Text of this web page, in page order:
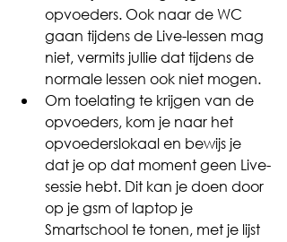
opvoeders. Ook naar de WC
gaan tijdens de Live-lessen mag
niet, vermits jullie dat tijdens de
normale lessen ook niet mogen.
Om toelating te krijgen van de
opvoeders, kom je naar het
opvoederslokaal en bewijs je
dat je op dat moment geen Live-
sessie hebt. Dit kan je doen door
op je gsm of laptop je
Smartschool te tonen, met je lijst